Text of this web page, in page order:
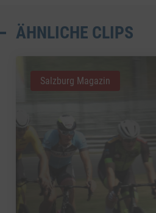
ÄHNLICHE CLIPS
Salzburg Magazin